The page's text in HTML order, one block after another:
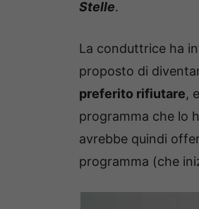
Stelle.
La conduttrice ha
proposto di
preferito rifiutare,
programma che lo
avrebbe quindi
programma (che